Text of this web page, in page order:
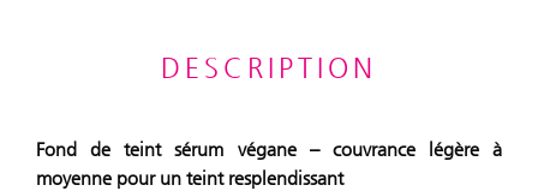
DESCRIPTION
Fond de teint sérum végane – couvrance légère à
moyenne pour un teint resplendissant